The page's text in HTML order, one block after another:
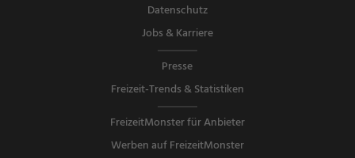
Datenschutz
Jobs & Karriere
Presse
Freizeit-Trends & Statistiken
FreizeitMonster für Anbieter
Werben auf FreizeitMonster